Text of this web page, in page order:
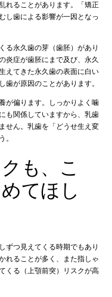
れることがあります。「矯正
し歯による影響が一因となっ
る永久歯の芽（歯胚）があり
炎症が歯胚にまで及び、永久
えてきた永久歯の表面に白い
が原因のことがあります。
が偏ります。しっかりよく噛
も関係していますから、乳歯
せん。乳歯を「どうせ生え変
。
も、こ
てほし
ずつ見えてくる時期でもあり
れることが多く、また指しゃ
くる（上顎前突）リスクが高